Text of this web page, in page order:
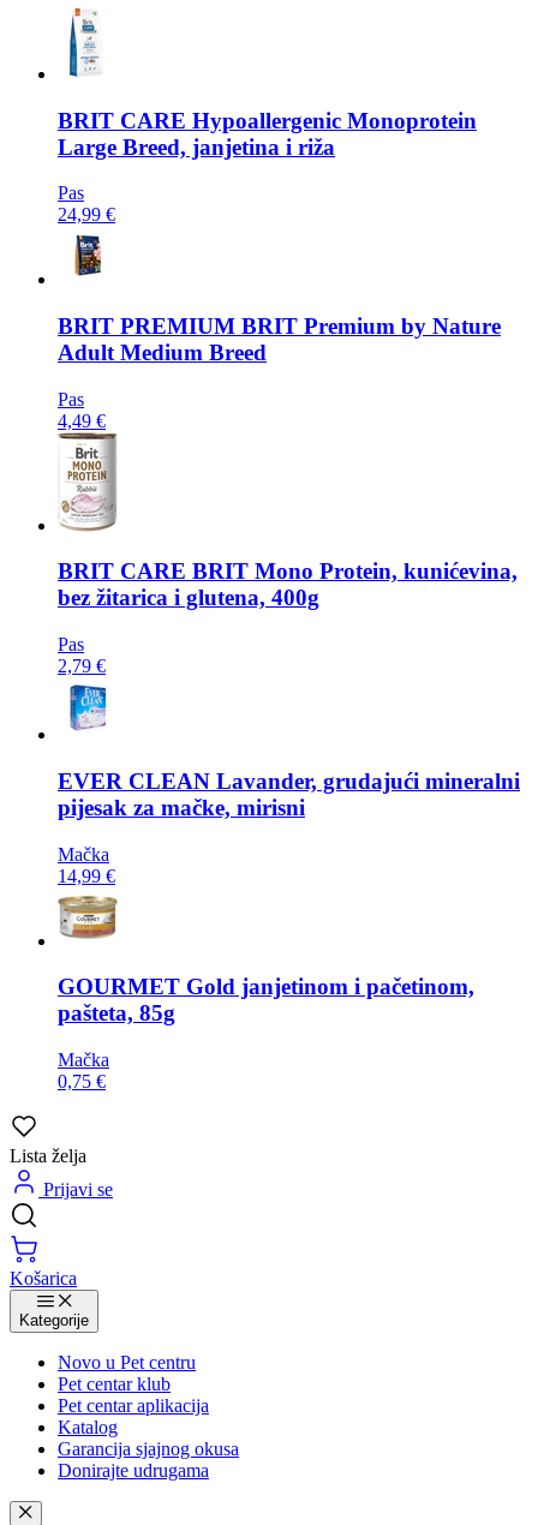
BRIT CARE Hypoallergenic Monoprotein
Large Breed, janjetina i riža
Pas
24,99 €
BRIT PREMIUM BRIT Premium by Nature
Adult Medium Breed
Pas
4,49 €
BRIT CARE BRIT Mono Protein, kunićevina,
bez žitarica i glutena, 400g
Pas
2,79 €
EVER CLEAN Lavander, grudajući mineralni
pijesak za mačke, mirisni
Mačka
14,99 €
GOURMET Gold janjetinom i pačetinom,
pašteta, 85g
Mačka
0,75 €
Lista želja
Prijavi se
Košarica
Kategorije
Novo u Pet centru
Pet centar klub
Pet centar aplikacija
Katalog
Garancija sjajnog okusa
Donirajte udrugama